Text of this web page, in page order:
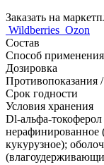
Заказать на
Wildberries Ozon
Состав
Способ применения
Дозировка
Противопоказания
Срок годности
Условия хранения
Dl-альфа-токоферол
нерафинированное
кукурузное);